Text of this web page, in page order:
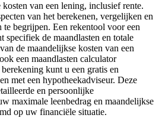
van een lening, inclusief rente.
van het berekenen, vergelijken en
te begrijpen. Een rekentool voor een
specifiek de maandlasten en totale
de maandelijkse kosten van een
een maandlasten calculator
kunt u een gratis en
met een hypotheekadviseur. Deze
en persoonlijke
maximale leenbedrag en maandelijkse
op uw financiële situatie.